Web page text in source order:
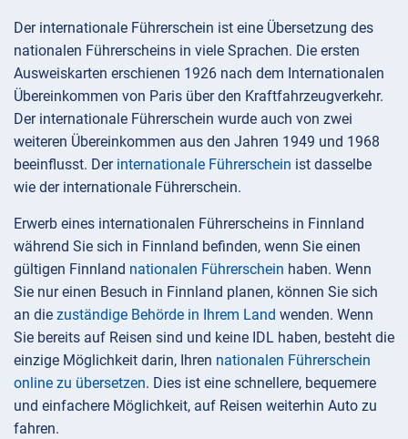
Der internationale Führerschein ist eine Übersetzung des
nationalen Führerscheins in viele Sprachen. Die ersten
Ausweiskarten erschienen 1926 nach dem Internationalen
Übereinkommen von Paris über den Kraftfahrzeugverkehr.
Der internationale Führerschein wurde auch von zwei
weiteren Übereinkommen aus den Jahren 1949 und 1968
beeinflusst. Der internationale Führerschein ist dasselbe
wie der internationale Führerschein.
Erwerb eines internationalen Führerscheins in Finnland
während Sie sich in Finnland befinden, wenn Sie einen
gültigen Finnland nationalen Führerschein haben. Wenn
Sie nur einen Besuch in Finnland planen, können Sie sich
an die zuständige Behörde in Ihrem Land wenden. Wenn
Sie bereits auf Reisen sind und keine IDL haben, besteht die
einzige Möglichkeit darin, Ihren nationalen Führerschein
online zu übersetzen. Dies ist eine schnellere, bequemere
und einfachere Möglichkeit, auf Reisen weiterhin Auto zu
fahren.